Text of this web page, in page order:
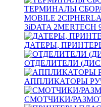
ТЕРМИНАЛЫ
MOBILE 2
3iDATA 2MERTECH
ДАТЕРЫ,
ОТДЕЛИТЕЛИ
АППЛИКАТОРЫ
СМОТЧИКИ/